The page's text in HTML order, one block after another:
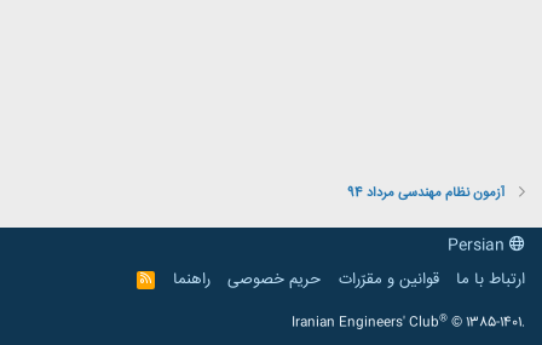
آزمون نظام مهندسی مرداد 94
ارتباط با ما
قوانین و مقرّرات حریم خصوصی راهنما
R
S
Iranian Engineers' Club® © 1385-1401.